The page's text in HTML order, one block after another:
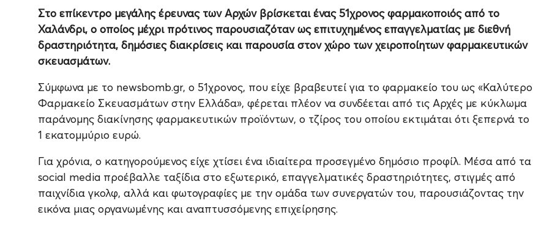
Στο επίκεντρο μεγάλης έρευνας των Αρχών βρίσκεται ένας 51χρονος φαρμακοποιός από το
Χαλάνδρι, ο οποίος μέχρι πρότινος παρουσιαζόταν ως επιτυχημένος επαγγελματίας με διεθνή
δραστηριότητα, δημόσιες διακρίσεις και παρουσία στον χώρο των χειροποίητων φαρμακευτικών
σκευασμάτων.
Σύμφωνα με το newsbomb.gr, ο 51χρονος, που είχε βραβευτεί για το φαρμακείο του ως «Καλύτερο
Φαρμακείο Σκευασμάτων στην Ελλάδα», φέρεται πλέον να συνδέεται από τις Αρχές με κύκλωμα
παράνομης διακίνησης φαρμακευτικών προϊόντων, ο τζίρος του οποίου εκτιμάται ότι ξεπερνά το
1 εκατομμύριο ευρώ.
Για χρόνια, ο κατηγορούμενος είχε χτίσει ένα ιδιαίτερα προσεγμένο δημόσιο προφίλ. Μέσα από τα
social media προέβαλλε ταξίδια στο εξωτερικό, επαγγελματικές δραστηριότητες, στιγμές από
παιχνίδια γκολφ, αλλά και φωτογραφίες με την ομάδα των συνεργατών του, παρουσιάζοντας την
εικόνα μιας οργανωμένης και αναπτυσσόμενης επιχείρησης.